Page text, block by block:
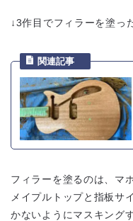
↓3作目でフィラーを塗っ
フィラーを塗るのは、マ
メイプルトップと指板サ
かないようにマスキング